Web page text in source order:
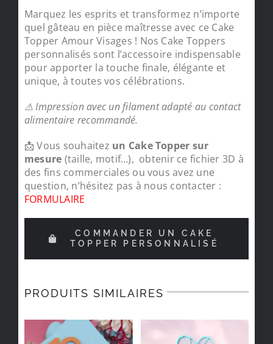
Marquez les esprits et transformez n’importe
quel gâteau en pièce maîtresse avec ce Cake
Topper Amour Visages ! Nos Cake Toppers
personnalisés sont l’accessoire indispensable
pour apporter la touche finale, élégante et
unique, à toutes vos célébrations.
⚠ Impression avec un filament adapté au contact
alimentaire recommandé.
📩 Vous souhaitez un Cake Topper sur
mesure (taille, motif…), obtenir ce fichier 3D à
des fins commerciales ou vous avez une
question, n’hésitez pas à nous contacter :
FORMULAIRE
COMMANDER UN CAKE
TOPPER PERSONNALISÉ
PRODUITS SIMILAIRES